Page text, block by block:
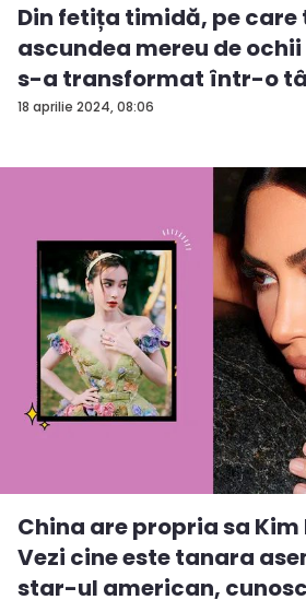
18 aprilie 2024, 08:06
Din fetița timidă, pe care
ascundea mereu de
s-a transformat într-o
China are propria sa
Vezi cine este tanara
star-ul american,